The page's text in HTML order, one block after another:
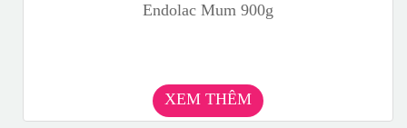
Endolac Mum 900g
XEM THÊM